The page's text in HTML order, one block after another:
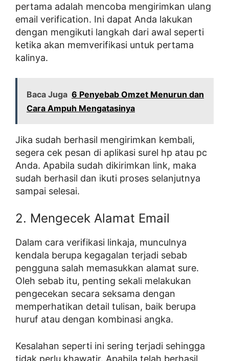
pertama adalah mencoba mengirimkan ulang
email verification. Ini dapat Anda lakukan
dengan mengikuti langkah dari awal seperti
ketika akan memverifikasi untuk pertama
kalinya.
Baca Juga 6 Penyebab Omzet Menurun dan
Cara Ampuh Mengatasinya
Jika sudah berhasil mengirimkan kembali,
segera cek pesan di aplikasi surel hp atau pc
Anda. Apabila sudah dikirimkan link, maka
sudah berhasil dan ikuti proses selanjutnya
sampai selesai.
2. Mengecek Alamat Email
Dalam cara verifikasi linkaja, munculnya
kendala berupa kegagalan terjadi sebab
pengguna salah memasukkan alamat sure.
Oleh sebab itu, penting sekali melakukan
pengecekan secara seksama dengan
memperhatikan detail tulisan, baik berupa
huruf atau dengan kombinasi angka.
Kesalahan seperti ini sering terjadi sehingga
tidak perlu khawatir. Apabila telah berhasil